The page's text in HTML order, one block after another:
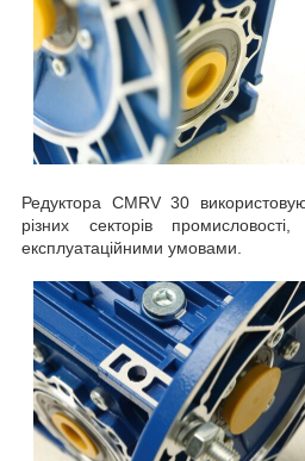
Редуктора CMRV 30
різних секторів
експлуатаційними умовами.